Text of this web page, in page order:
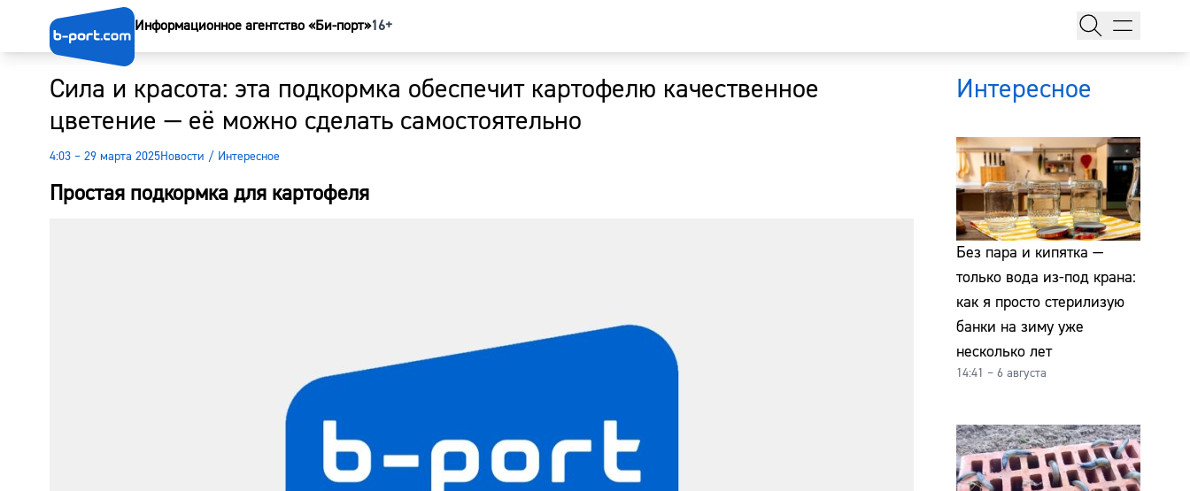
Информационное агентство «Би-порт»16+
Сила и красота: эта подкормка обеспечит картофелю качественное
цветение — её можно сделать самостоятельно
4:03 – 29 марта 2025Новости / Интересное
Простая подкормка для картофеля
Интересное
Без пара и кипятка —
только вода из-под крана:
как я просто стерилизую
банки на зиму уже
несколько лет
14:41 – 6 августа
Курсы валют